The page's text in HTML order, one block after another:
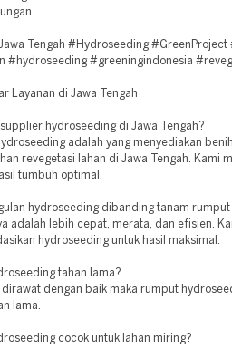
Tengah #Hydroseeding
#hydroseeding #greeningindonesia
Layanan di Jawa Tengah
supplier hydroseeding di Jawa Tengah?
adalah yang menyediakan
revegetasi lahan di Jawa Tengah. Kami
tumbuh optimal.
hydroseeding dibanding tanam rumput
adalah lebih cepat, merata, dan efisien.
hydroseeding untuk hasil maksimal.
tahan lama?
dirawat dengan baik maka rumput
lama.
cocok untuk lahan miring?